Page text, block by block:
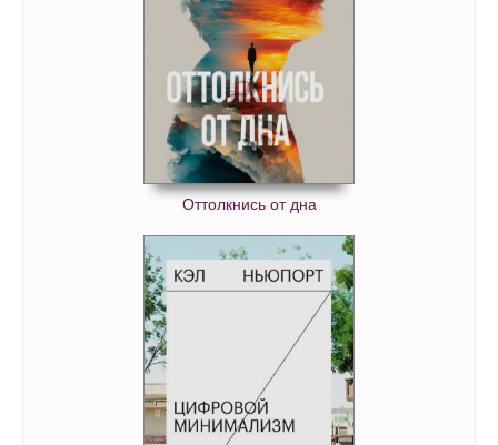
Оттолкнись от дна